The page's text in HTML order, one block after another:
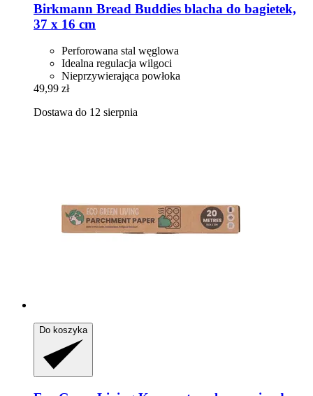
Birkmann Bread Buddies blacha do bagietek,
37 x 16 cm
Perforowana stal węglowa
Idealna regulacja wilgoci
Nieprzywierająca powłoka
49,99 zł
Dostawa do 12 sierpnia
Do koszyka